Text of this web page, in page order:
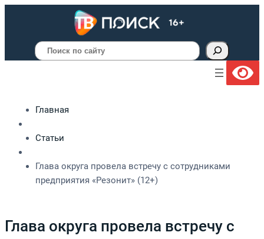
Поиск
Главная
Статьи
Глава округа провела встречу с сотрудниками
предприятия «Резонит» (12+)
Глава округа провела встречу с